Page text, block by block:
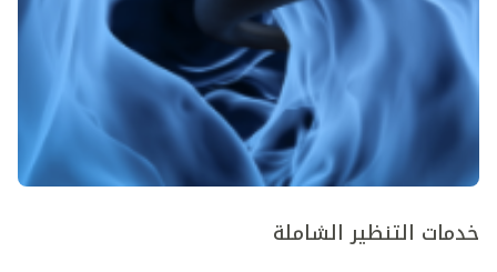
خدمات التنظير الشاملة